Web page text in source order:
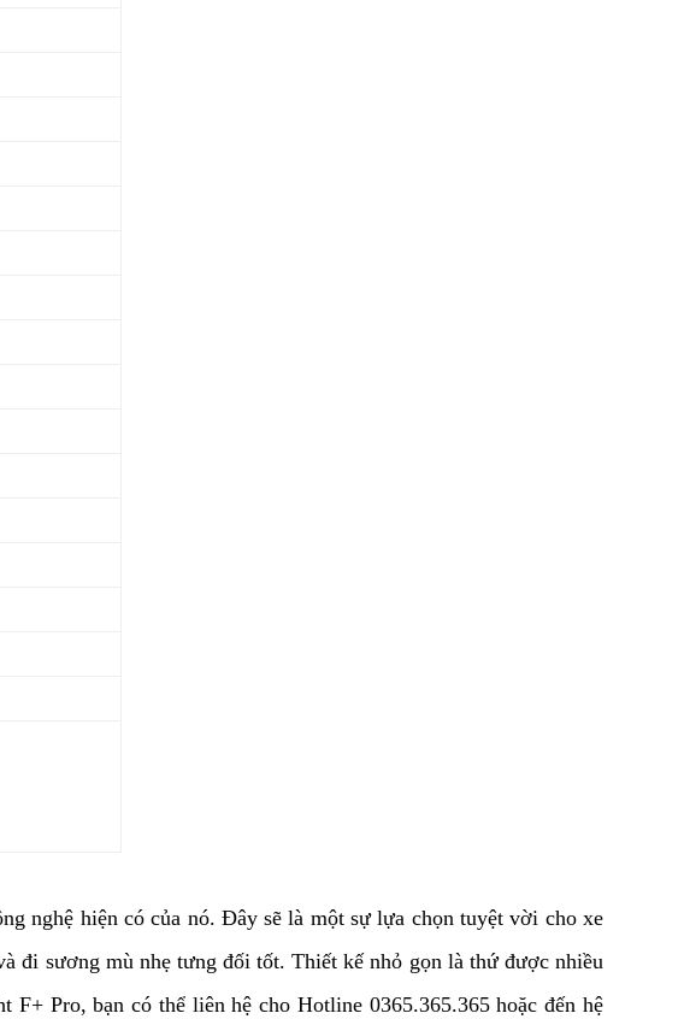
nghệ hiện có của nó. Đây sẽ là một sự lựa chọn tuyệt vời cho xe
đi sương mù nhẹ tưng đối tốt.Thiết kếnhỏ gọn là thứ được nhiều
Pro, bạn có thể liên hệ cho Hotline 0365.365.365 hoặc đến hệ